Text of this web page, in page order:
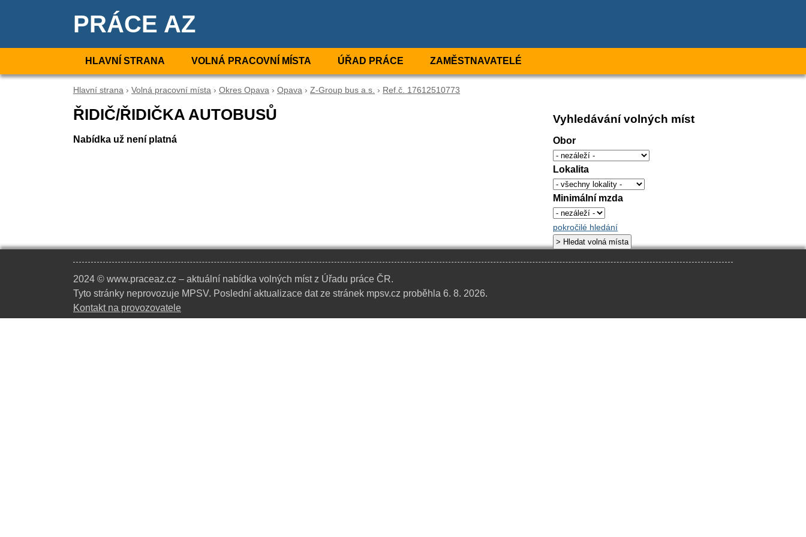
PRÁCE AZ
HLAVNÍ STRANA VOLNÁ PRACOVNÍ MÍSTA ÚŘAD PRÁCE ZAMĚSTNAVATELÉ
Hlavní strana › Volná pracovní místa › Okres Opava › Opava › Z-Group bus a.s. › Ref.č. 17612510773
ŘIDIČ/ŘIDIČKA AUTOBUSŮ
Nabídka už není platná
Vyhledávání volných míst
Obor
Lokalita
Minimální mzda
pokročilé hledání
2024 © www.praceaz.cz – aktuální nabídka volných míst z Úřadu práce ČR.
Tyto stránky neprovozuje MPSV. Poslední aktualizace dat ze stránek mpsv.cz proběhla 6. 8. 2026.
Kontakt na provozovatele